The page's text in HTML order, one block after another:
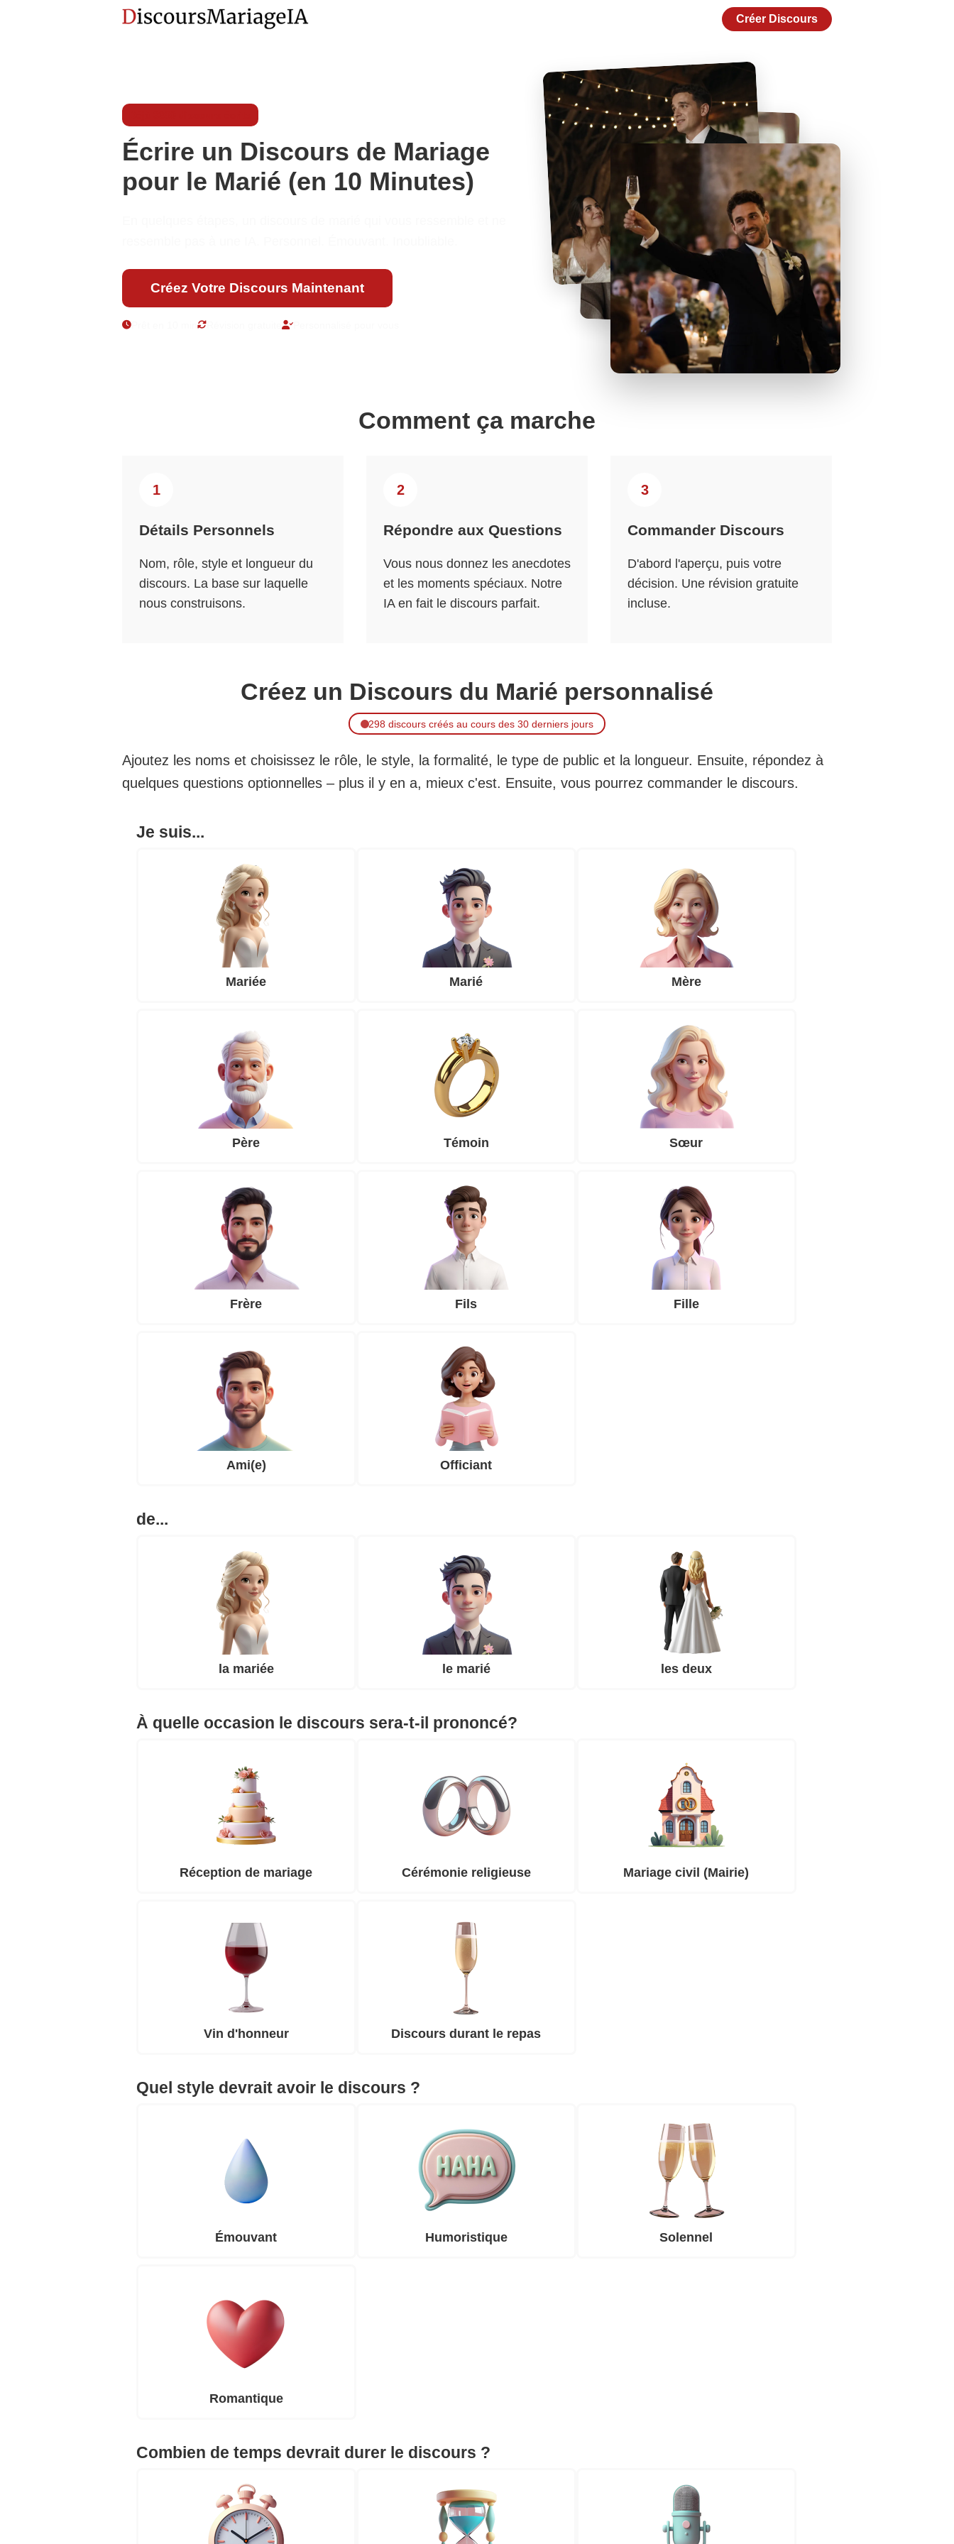
Créer Discours
Écrire un Discours de Mariage
pour le Marié (en 10 Minutes)
Créez Votre Discours Maintenant
Comment ça marche
1
Détails Personnels
Nom, rôle, style et longueur du
discours. La base sur laquelle
nous construisons.
2
Répondre aux Questions
Vous nous donnez les anecdotes
et les moments spéciaux. Notre
IA en fait le discours parfait.
3
Commander Discours
D'abord l'aperçu, puis votre
décision. Une révision gratuite
incluse.
Créez un Discours du Marié personnalisé
298 discours créés au cours des 30 derniers jours
Ajoutez les noms et choisissez le rôle, le style, la formalité, le type de public et la longueur. Ensuite, répondez à
quelques questions optionnelles – plus il y en a, mieux c'est. Ensuite, vous pourrez commander le discours.
Je suis...
Mariée Marié Mère
Père Témoin Sœur
Frère Fils Fille
Ami(e) Officiant
de...
la mariée le marié les deux
À quelle occasion le discours sera-t-il prononcé?
Réception de mariage Cérémonie religieuse Mariage civil (Mairie)
Vin d'honneur Discours durant le repas
Quel style devrait avoir le discours ?
Émouvant Humoristique Solennel
Romantique
Combien de temps devrait durer le discours ?